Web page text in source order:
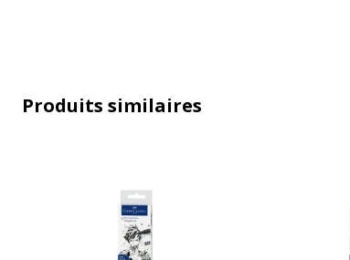
Produits similaires